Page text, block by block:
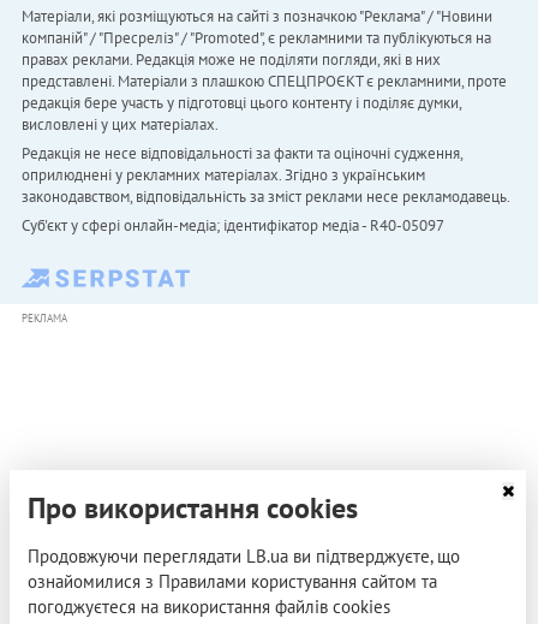
Матеріали, які розміщуються на сайті з позначкою "Реклама" / "Новини
компаній" / "Пресреліз" / "Promoted", є рекламними та публікуються на
правах реклами. Редакція може не поділяти погляди, які в них
представлені. Матеріали з плашкою СПЕЦПРОЄКТ є рекламними, проте
редакція бере участь у підготовці цього контенту і поділяє думки,
висловлені у цих матеріалах.
Редакція не несе відповідальності за факти та оціночні судження,
оприлюднені у рекламних матеріалах. Згідно з українським
законодавством, відповідальність за зміст реклами несе рекламодавець.
Cуб'єкт у сфері онлайн-медіа; ідентифікатор медіа - R40-05097
РЕКЛАМА
Про використання cookies
Продовжуючи переглядати LB.ua ви підтверджуєте, що
ознайомилися з Правилами користування сайтом та
погоджуєтеся на використання файлів cookies